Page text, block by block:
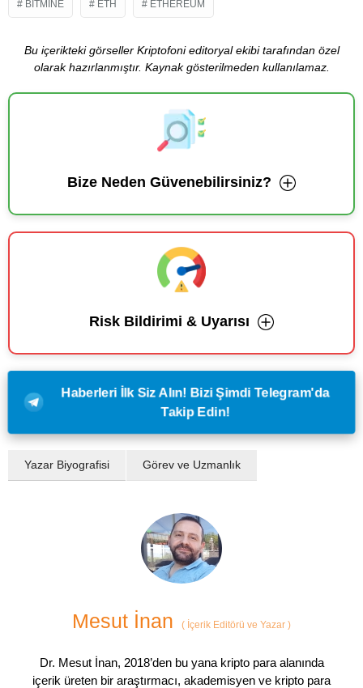
BITMINE ETH ETHEREUM
Bu içerikteki görseller Kriptofoni editoryal ekibi tarafından özel
olarak hazırlanmıştır. Kaynak gösterilmeden kullanılamaz.
Bize Neden Güvenebilirsiniz?
Risk Bildirimi & Uyarısı
Haberleri İlk Siz Alın! Bizi Şimdi Telegram'da
Takip Edin!
Yazar Biyografisi Görev ve Uzmanlık
Mesut İnan ( İçerik Editörü ve Yazar )
Dr. Mesut İnan, 2018’den bu yana kripto para alanında
içerik üreten bir araştırmacı, akademisyen ve kripto para